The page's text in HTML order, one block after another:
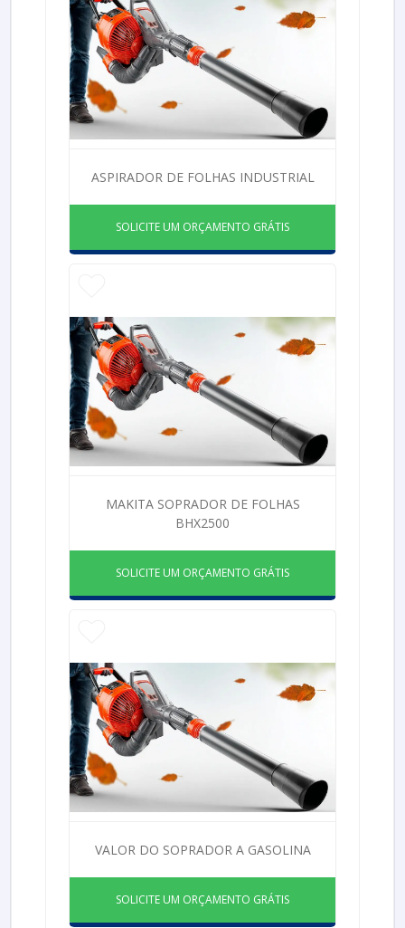
ASPIRADOR DE FOLHAS INDUSTRIAL
SOLICITE UM ORÇAMENTO GRÁTIS
MAKITA SOPRADOR DE FOLHAS
BHX2500
SOLICITE UM ORÇAMENTO GRÁTIS
VALOR DO SOPRADOR A GASOLINA
SOLICITE UM ORÇAMENTO GRÁTIS